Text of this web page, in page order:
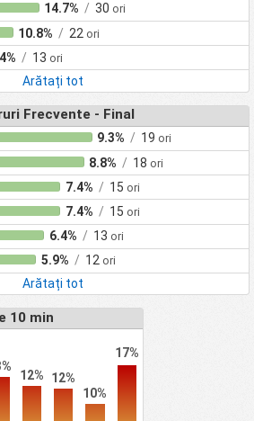
14.7% / 30 ori
10.8% / 22 ori
/ 13 ori
Arătați tot
Frecvente - Final
9.3% / 19 ori
8.8% / 18 ori
7.4% / 15 ori
7.4% / 15 ori
6.4% / 13 ori
5.9% / 12 ori
Arătați tot
10 min
12%
12%
10%
17%